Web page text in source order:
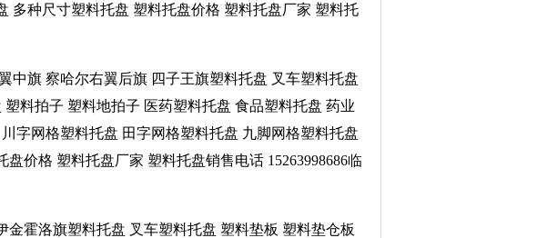
多种尺寸塑料托盘 塑料托盘价格 塑料托盘厂家 塑料托
中旗 察哈尔右翼后旗 四子王旗塑料托盘 叉车塑料托盘
料拍子 塑料地拍子 医药塑料托盘 食品塑料托盘 药业
字网格塑料托盘 田字网格塑料托盘 九脚网格塑料托盘
价格 塑料托盘厂家 塑料托盘销售电话 15263998686临
霍洛旗塑料托盘 叉车塑料托盘 塑料垫板 塑料垫仓板